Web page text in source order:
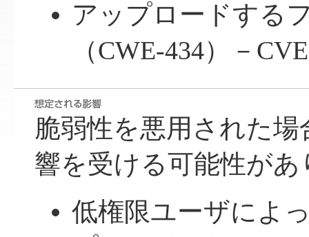
アップロードする
（CWE-434）－
脆弱性を悪用された
響を受ける可能性があ
低権限ユーザによ